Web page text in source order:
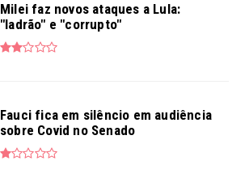
Milei faz novos ataques a Lula:
"ladrão" e "corrupto"
Fauci fica em silêncio em audiência
sobre Covid no Senado